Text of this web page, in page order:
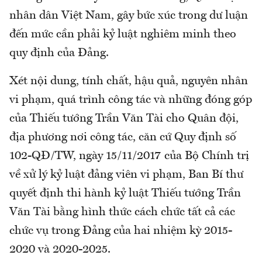
nhân dân Việt Nam, gây bức xúc trong dư luận
đến mức cần phải kỷ luật nghiêm minh theo
quy định của Đảng.
Xét nội dung, tính chất, hậu quả, nguyên nhân
vi phạm, quá trình công tác và những đóng góp
của Thiếu tướng Trần Văn Tài cho Quân đội,
địa phương nơi công tác, căn cứ Quy định số
102-QĐ/TW, ngày 15/11/2017 của Bộ Chính trị
về xử lý kỷ luật đảng viên vi phạm, Ban Bí thư
quyết định thi hành kỷ luật Thiếu tướng Trần
Văn Tài bằng hình thức cách chức tất cả các
chức vụ trong Đảng của hai nhiệm kỳ 2015-
2020 và 2020-2025.